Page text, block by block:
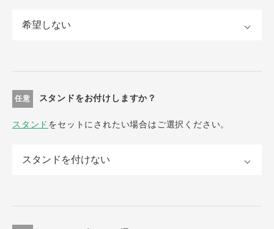
任意 スタンドをお付けしますか？
スタンド をセットにされたい場合はご選択ください。